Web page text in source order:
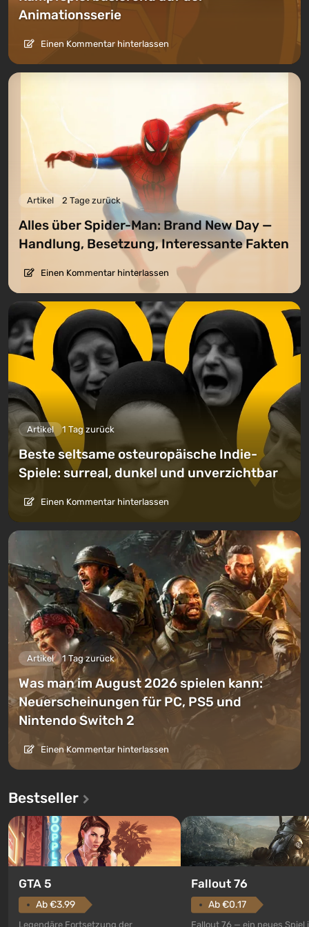
Animationsserie
Einen Kommentar hinterlassen
Artikel 2 Tage zurück
Alles über Spider-Man: Brand New Day —
Handlung, Besetzung, Interessante Fakten
Einen Kommentar hinterlassen
Artikel 1 Tag zurück
Beste seltsame osteuropäische Indie-
Spiele: surreal, dunkel und unverzichtbar
Einen Kommentar hinterlassen
Artikel 1 Tag zurück
Was man im August 2026 spielen kann:
Neuerscheinungen für PC, PS5 und
Nintendo Switch 2
Einen Kommentar hinterlassen
Bestseller
GTA 5
Ab €3.99
Legendäre Fortsetzung der
Fallout 76
Ab €0.17
Fallout 76 — ein neues Spiel